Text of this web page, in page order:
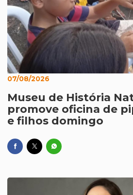
07/08/2026
Museu de História
promove oficina de
e filhos domingo